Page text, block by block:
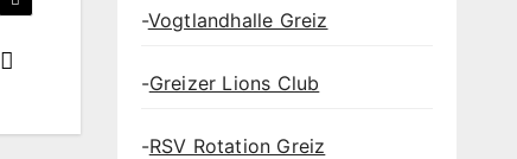
-Vogtlandhalle Greiz
-Greizer Lions Club
-RSV Rotation Greiz